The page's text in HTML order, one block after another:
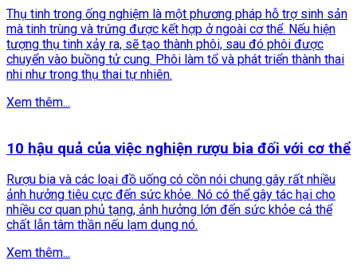
Thụ tinh trong ống nghiệm là một phương pháp hỗ trợ sinh sản
mà tinh trùng và trứng được kết hợp ở ngoài cơ thể. Nếu hiện
tượng thụ tinh xảy ra, sẽ tạo thành phôi, sau đó phôi được
chuyển vào buồng tử cung. Phôi làm tổ và phát triển thành thai
nhi như trong thụ thai tự nhiên.
Xem thêm...
10 hậu quả của việc nghiện rượu bia đối với cơ thể
Rượu bia và các loại đồ uống có cồn nói chung gây rất nhiều
ảnh hưởng tiêu cực đến sức khỏe. Nó có thể gây tác hại cho
nhiều cơ quan phủ tạng, ảnh hưởng lớn đến sức khỏe cả thể
chất lẫn tâm thần nếu lạm dụng nó.
Xem thêm...